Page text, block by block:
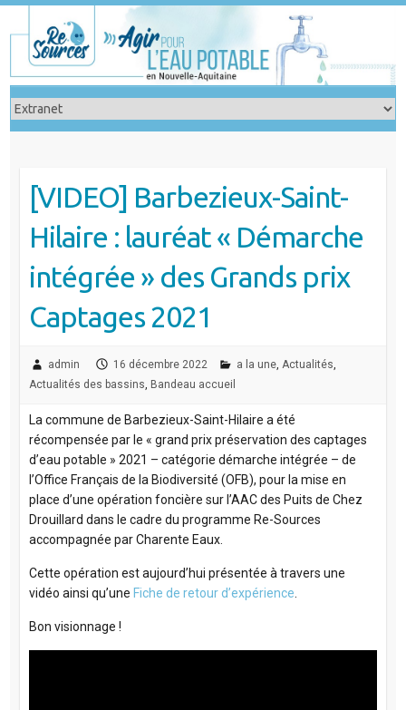
to
content
[VIDEO] Barbezieux-Saint-
Hilaire : lauréat « Démarche
intégrée » des Grands prix
Captages 2021
admin 16 décembre 2022 a la une, Actualités,
Actualités des bassins, Bandeau accueil
La commune de Barbezieux-Saint-Hilaire a été
récompensée par le « grand prix préservation des captages
d’eau potable » 2021 – catégorie démarche intégrée – de
l’Office Français de la Biodiversité (OFB), pour la mise en
place d’une opération foncière sur l’AAC des Puits de Chez
Drouillard dans le cadre du programme Re-Sources
accompagnée par Charente Eaux.
Cette opération est aujourd’hui présentée à travers une
vidéo ainsi qu’une Fiche de retour d’expérience.
Bon visionnage !